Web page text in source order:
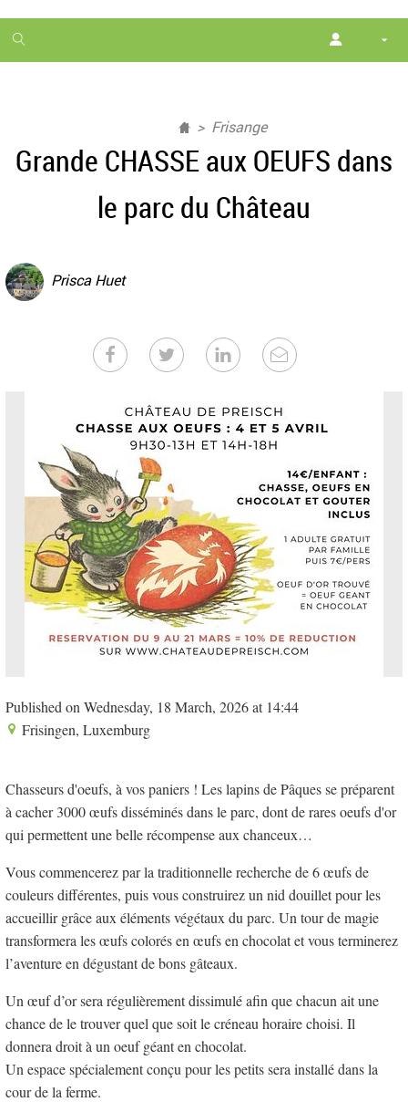
1
month
Frisange
Grande CHASSE aux OEUFS dans
le parc du Château
Prisca Huet
Published on Wednesday, 18 March, 2026 at 14:44
Frisingen, Luxemburg
Chasseurs d'oeufs, à vos paniers ! Les lapins de Pâques se préparent
à cacher 3000 œufs disséminés dans le parc, dont de rares oeufs d'or
qui permettent une belle récompense aux chanceux…
Vous commencerez par la traditionnelle recherche de 6 œufs de
couleurs différentes, puis vous construirez un nid douillet pour les
accueillir grâce aux éléments végétaux du parc. Un tour de magie
transformera les œufs colorés en œufs en chocolat et vous terminerez
l’aventure en dégustant de bons gâteaux.
Un œuf d’or sera régulièrement dissimulé afin que chacun ait une
chance de le trouver quel que soit le créneau horaire choisi. Il
donnera droit à un oeuf géant en chocolat.
Un espace spécialement conçu pour les petits sera installé dans la
cour de la ferme.